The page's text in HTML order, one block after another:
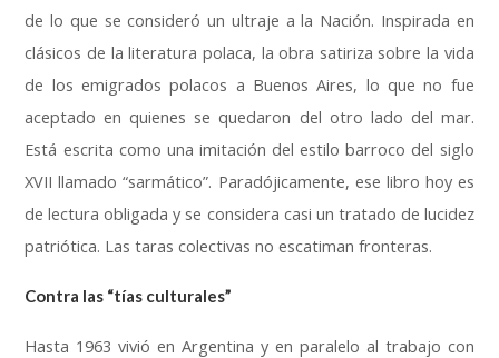
de lo que se consideró un ultraje a la Nación. Inspirada en
clásicos de la literatura polaca, la obra satiriza sobre la vida
de los emigrados polacos a Buenos Aires, lo que no fue
aceptado en quienes se quedaron del otro lado del mar.
Está escrita como una imitación del estilo barroco del siglo
XVII llamado “sarmático”. Paradójicamente, ese libro hoy es
de lectura obligada y se considera casi un tratado de lucidez
patriótica. Las taras colectivas no escatiman fronteras.
Contra las “tías culturales”
Hasta 1963vivió en Argentina y en paralelo al trabajo con